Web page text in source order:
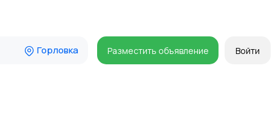
Горловка Разместить объявление Войти